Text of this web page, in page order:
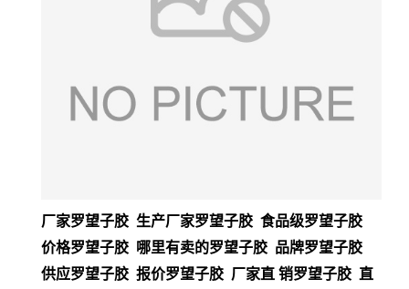
厂家罗望子胶 生产厂家罗望子胶 食品级罗望子胶
价格罗望子胶 哪里有卖的罗望子胶 品牌罗望子胶
供应罗望子胶 报价罗望子胶 厂家直 销罗望子胶 直